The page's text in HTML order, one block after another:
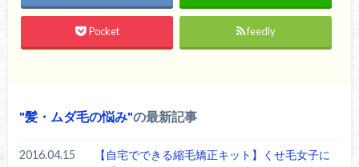
Pocket feedly
髪・ムダ毛の悩み の最新記事
2016.04.15
【自宅でできる縮毛矯正キット】くせ毛女子に